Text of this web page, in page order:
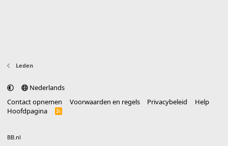
Leden
Nederlands
Contact opnemen
Voorwaarden en regels Privacybeleid
Help
Hoofdpagina
R
BB.nl